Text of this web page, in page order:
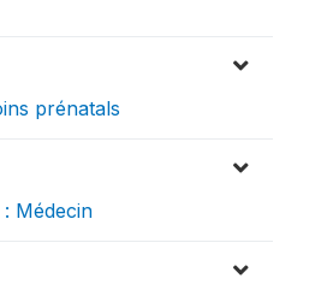
prénatals
Médecin